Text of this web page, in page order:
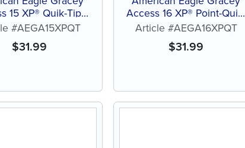
15 XP® Quik-Tip™
affûtage
#AEGA15XPQT
$31.99
Access 16 XP® Point-Quik-
Tip™ sans affûtage
Article #AEGA16XPQT
$31.99